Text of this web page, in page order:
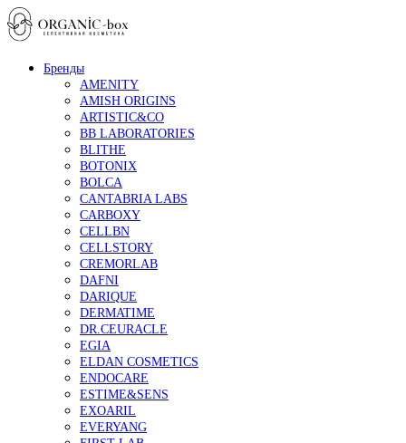
Бренды
AMENITY
AMISH ORIGINS
ARTISTIC&CO
BB LABORATORIES
BLITHE
BOTONIX
BOLCA
CANTABRIA LABS
CARBOXY
CELLBN
CELLSTORY
CREMORLAB
DAFNI
DARIQUE
DERMATIME
DR.CEURACLE
EGIA
ELDAN COSMETICS
ENDOCARE
ESTIME&SENS
EXOARIL
EVERYANG